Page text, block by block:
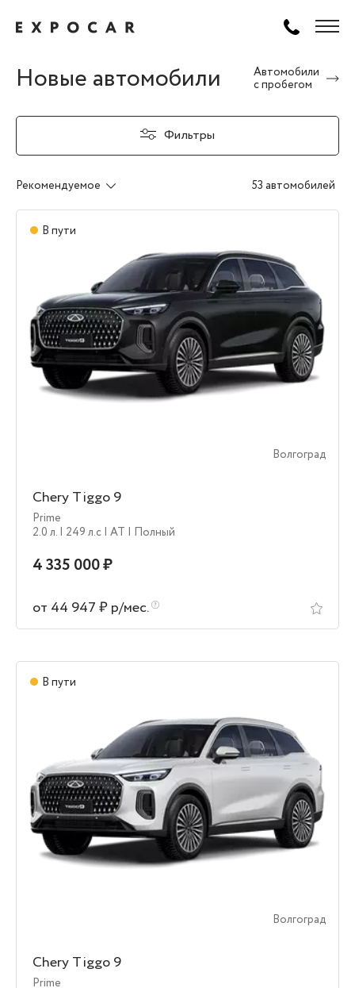
Новые автомобили
Автомобили
с пробегом
Фильтры
Рекомендуемое 53 автомобилей
В пути
Волгоград
Chery Tiggo 9
Prime
2.0 л. | 249 л.c | AT | Полный
4 335 000 ₽
от 44 947 ₽ р/мес.
В пути
Волгоград
Chery Tiggo 9
Prime